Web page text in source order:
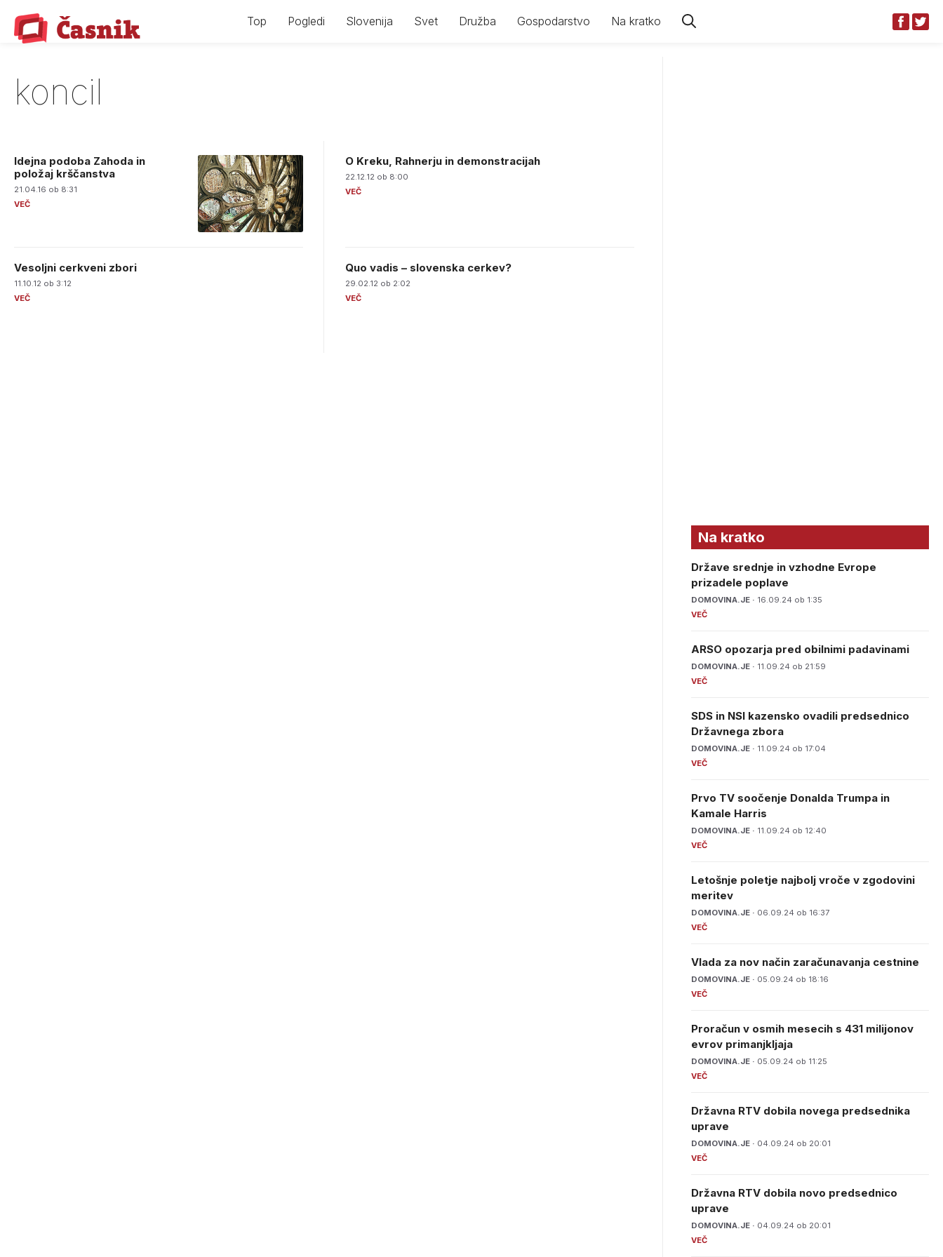
content
Top Pogledi Slovenija Svet Družba Gospodarstvo Na kratko
koncil
Idejna podoba Zahoda in
položaj krščanstva
21.04.16 ob 8:31
O Kreku, Rahnerju in demonstracijah
22.12.12 ob 8:00
Vesoljni cerkveni zbori
11.10.12 ob 3:12
Quo vadis – slovenska cerkev?
29.02.12 ob 2:02
Na kratko
Države srednje in vzhodne Evrope
prizadele poplave
DOMOVINA.JE · 16.09.24 ob 1:35
ARSO opozarja pred obilnimi padavinami
DOMOVINA.JE · 11.09.24 ob 21:59
SDS in NSI kazensko ovadili predsednico
Državnega zbora
DOMOVINA.JE · 11.09.24 ob 17:04
Prvo TV soočenje Donalda Trumpa in
Kamale Harris
DOMOVINA.JE · 11.09.24 ob 12:40
Letošnje poletje najbolj vroče v zgodovini
meritev
DOMOVINA.JE · 06.09.24 ob 16:37
Vlada za nov način zaračunavanja cestnine
DOMOVINA.JE · 05.09.24 ob 18:16
Proračun v osmih mesecih s 431 milijonov
evrov primanjkljaja
DOMOVINA.JE · 05.09.24 ob 11:25
Državna RTV dobila novega predsednika
uprave
DOMOVINA.JE · 04.09.24 ob 20:01
Državna RTV dobila novo predsednico
uprave
DOMOVINA.JE · 04.09.24 ob 20:01